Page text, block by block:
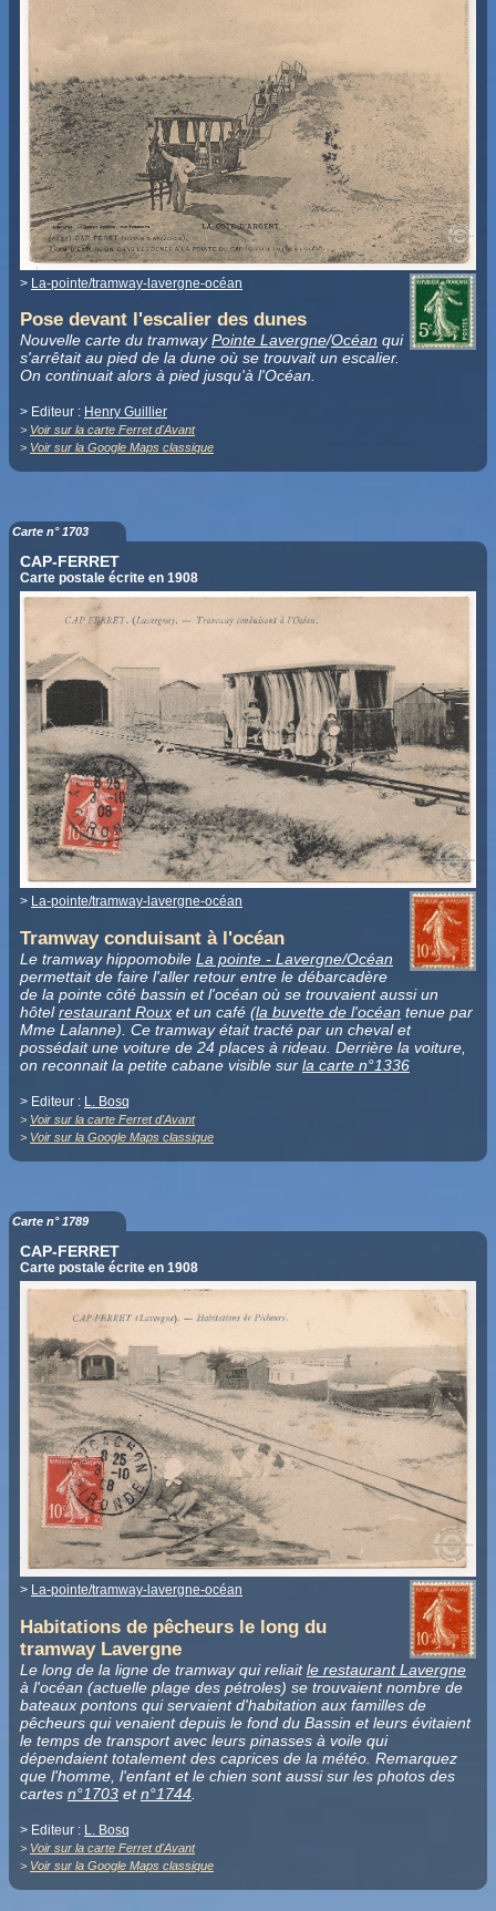
> La-pointe/tramway-lavergne-océan
Pose devant l'escalier des dunes
Nouvelle carte du tramwayPointe Lavergne/Océan qui
s'arrêtait au pied de la dune où se trouvait un escalier.
On continuait alors à pied jusqu'à l'Océan.
> Editeur : Henry Guillier
> Voir sur la carte Ferret d'Avant
> Voir sur la Google Maps classique
Carte n° 1703
CAP-FERRET
Carte postale écrite en 1908
> La-pointe/tramway-lavergne-océan
Tramway conduisant à l'océan
Le tramway hippomobile La pointe - Lavergne/Océan
permettait de faire l'aller retour entre le débarcadère
de la pointe côté bassin et l'océan où se trouvaient aussi un
hôtelrestaurant Roux et un café (la buvette de l'océan tenue par
Mme Lalanne). Ce tramway était tracté par un cheval et
possédait une voiture de 24 places à rideau. Derrière la voiture,
on reconnait la petite cabane visible sur la carte n°1336
> Editeur : L. Bosq
> Voir sur la carte Ferret d'Avant
> Voir sur la Google Maps classique
Carte n° 1789
CAP-FERRET
Carte postale écrite en 1908
> La-pointe/tramway-lavergne-océan
Habitations de pêcheurs le long du
tramway Lavergne
Le long de la ligne de tramway qui reliaitle restaurant Lavergne
à l'océan (actuelle plage des pétroles) se trouvaient nombre de
bateaux pontons qui servaient d'habitation aux familles de
pêcheurs qui venaient depuis le fond du Bassin et leurs évitaient
le temps de transport avec leurs pinasses à voile qui
dépendaient totalement des caprices de la météo. Remarquez
que l'homme, l'enfant et le chien sont aussi sur les photos des
cartes n°1703 etn°1744
> Editeur : L. Bosq
> Voir sur la carte Ferret d'Avant
> Voir sur la Google Maps classique